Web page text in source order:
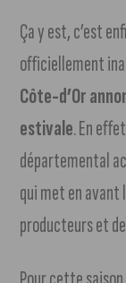
Ça y est, c’est
officiellement
Côte-d’Or
estivale. En
départemental
qui met en
producteurs et